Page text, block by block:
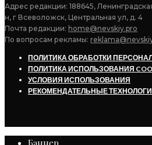
Адрес редакции: 188645,
н, г Всеволожск, Центральная ул, д. 4
Почта редакции: home@nevskiy.pro
По вопросам рекламы:
ПОЛИТИКА ОБРАБОТКИ
ПОЛИТИКА ИСПОЛЬЗОВАНИЯ
УСЛОВИЯ ИСПОЛЬЗОВАНИЯ
РЕКОМЕНДАТЕЛЬНЫЕ
Баннер